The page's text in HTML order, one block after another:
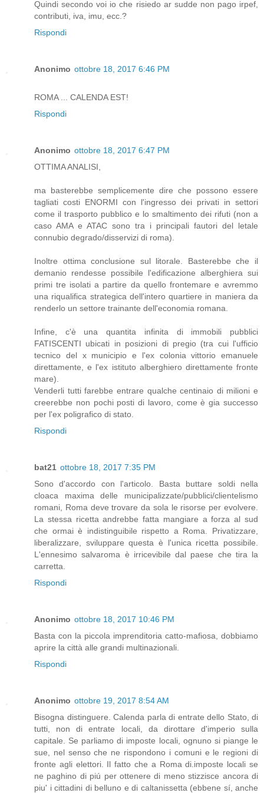
Quindi secondo voi io che risiedo ar sudde non pago irpef,
contributi, iva, imu, ecc.?
Rispondi
Anonimo ottobre 18, 2017 6:46 PM
ROMA ... CALENDA EST!
Rispondi
Anonimo ottobre 18, 2017 6:47 PM
OTTIMA ANALISI,
ma basterebbe semplicemente dire che possono essere
tagliati costi ENORMI con l'ingresso dei privati in settori
come il trasporto pubblico e lo smaltimento dei rifuti (non a
caso AMA e ATAC sono tra i principali fautori del letale
connubio degrado/disservizi di roma).
Inoltre ottima conclusione sul litorale. Basterebbe che il
demanio rendesse possibile l'edificazione alberghiera sui
primi tre isolati a partire da quello frontemare e avremmo
una riqualifica strategica dell'intero quartiere in maniera da
renderlo un settore trainante dell'economia romana.
Infine, c'è una quantita infinita di immobili pubblici
FATISCENTI ubicati in posizioni di pregio (tra cui l'ufficio
tecnico del x municipio e l'ex colonia vittorio emanuele
direttamente, e l'ex istituto alberghiero direttamente fronte
mare).
Venderli tutti farebbe entrare qualche centinaio di milioni e
creerebbe non pochi posti di lavoro, come è gia successo
per l'ex poligrafico di stato.
Rispondi
bat21 ottobre 18, 2017 7:35 PM
Sono d'accordo con l'articolo. Basta buttare soldi nella
cloaca maxima delle municipalizzate/pubblici/clientelismo
romani, Roma deve trovare da sola le risorse per evolvere.
La stessa ricetta andrebbe fatta mangiare a forza al sud
che ormai è indistinguibile rispetto a Roma. Privatizzare,
liberalizzare, sviluppare questa è l'unica ricetta possibile.
L'ennesimo salvaroma è irricevibile dal paese che tira la
carretta.
Rispondi
Anonimo ottobre 18, 2017 10:46 PM
Basta con la piccola imprenditoria catto-mafiosa, dobbiamo
aprire la città alle grandi multinazionali.
Rispondi
Anonimo ottobre 19, 2017 8:54 AM
Bisogna distinguere. Calenda parla di entrate dello Stato, di
tutti, non di entrate locali, da dirottare d'imperio sulla
capitale. Se parliamo di imposte locali, ognuno si piange le
sue, nel senso che ne rispondono i comuni e le regioni di
fronte agli elettori. Il fatto che a Roma di.imposte locali se
ne paghino di piú per ottenere di meno stizzisce ancora di
piu' i cittadini di belluno e di caltanissetta (ebbene sí, anche